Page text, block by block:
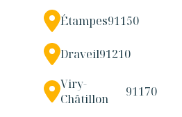
Étampes91150
Draveil91210
Viry-
Châtillon
91170